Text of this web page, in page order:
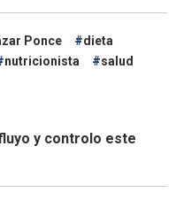
Ponce
dieta
nutricionista salud
y controlo este